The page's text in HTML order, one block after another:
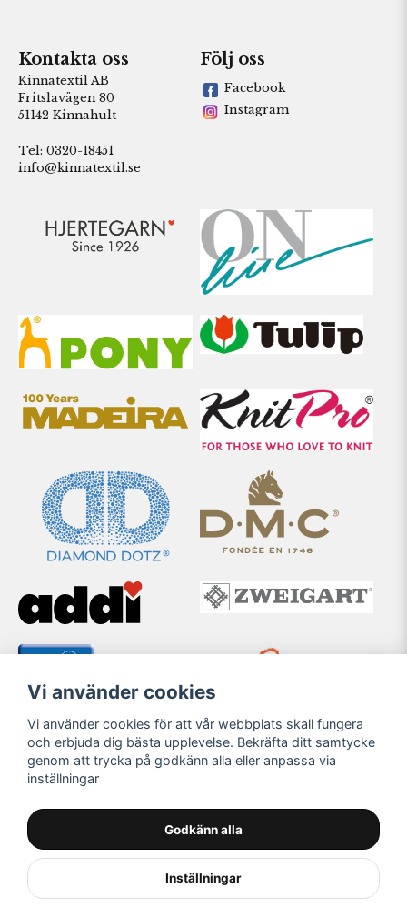
Kontakta oss
Kinnatextil AB
Fritslavägen 80
51142 Kinnahult
Tel: 0320-18451
info@kinnatextil.se
Följ oss
Facebook
Instagram
Vi använder cookies
Vi använder cookies för att vår webbplats skall fungera
och erbjuda dig bästa upplevelse. Bekräfta ditt samtycke
genom att trycka på godkänn alla eller anpassa via
inställningar
Godkänn alla
Inställningar